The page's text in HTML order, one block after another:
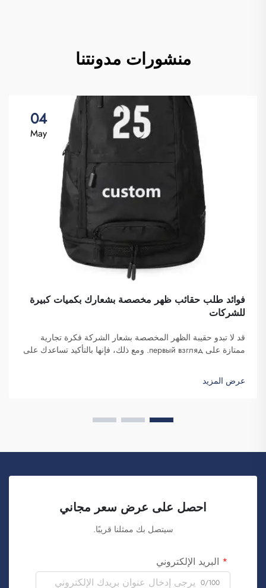
منشورات مدونتنا
04
May
فوائد طلب حقائب ظهر مخصصة بشعارك بكميات كبيرة
للشركات
قد لا تبدو حقيبة الظهر المخصصة بشعار الشركة فكرة تجارية
ممتازة على первый взгляд. ومع ذلك، فإنها بالتأكيد تساعدك على
الحقائب بكميات كبيرة وتوفّرها لغرض تعزيز الوعي بالعلامة
التجارية. كما تعلمون، عندما...
عرض المزيد
احصل على عرض سعر مجاني
سيتصل بك ممثلنا قريبًا.
البريد الإلكتروني
0/100